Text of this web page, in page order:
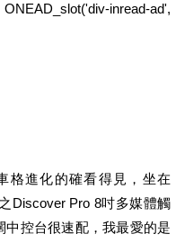
inread-ad',
格進化的確看得見，坐在
Discover Pro 8吋多媒體觸
控台很速配，我最愛的是